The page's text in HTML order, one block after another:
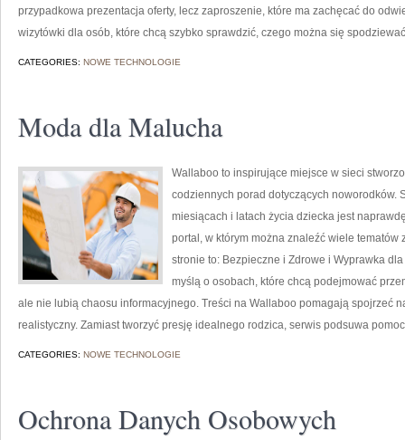
przypadkowa prezentacja oferty, lecz zaproszenie, które ma zachęcać do
wizytówki dla osób, które chcą szybko sprawdzić, czego można się
CATEGORIES: NOWE TECHNOLOGIE
Moda dla Malucha
Wallaboo to inspirujące miejsce w sieci
codziennych porad dotyczących noworodków.
miesiącach i latach życia dziecka jest
portal, w którym można znaleźć wiele
stronie to: Bezpieczne i Zdrowe i Wyprawka
myślą o osobach, które chcą podejmować
ale nie lubią chaosu informacyjnego. Treści na Wallaboo pomagają spojrzeć
realistyczny. Zamiast tworzyć presję idealnego rodzica, serwis podsuwa
CATEGORIES: NOWE TECHNOLOGIE
Ochrona Danych Osobowych